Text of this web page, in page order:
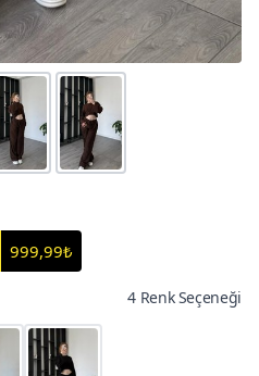
999,99₺
4 Renk Seçeneği